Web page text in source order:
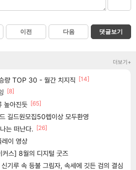
이전 다음 댓글보기
더보기+
량 TOP 30 - 월간 치지직 [14]
[8]
높아진듯 [65]
길드원모집50렙이상 모두환영
는 떠난다.
[26]
레이 영상
커스] 8월의 디지털 굿즈
기루 속 등불 그림자, 속세에 깃든 검의 결심